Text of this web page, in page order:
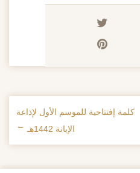
كلمة إفتتاحية للموسم الأول لإذاعة
الإبانة 1442هـ
→